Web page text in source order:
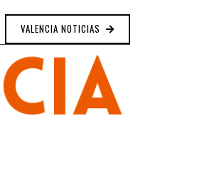
VALENCIA NOTICIAS